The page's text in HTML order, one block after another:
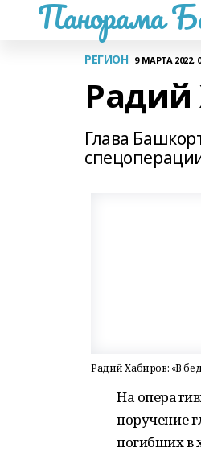
Панорама
РЕГИОН 9 МАРТА 2022,
Радий
Глава
Радий Хабиров: «В
На
поручение
погибших в